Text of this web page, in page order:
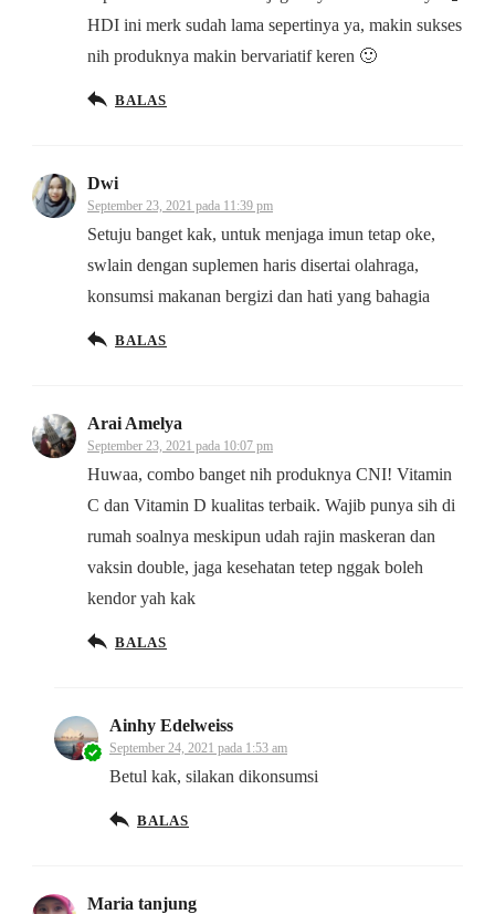
HDI ini merk sudah lama sepertinya ya, makin sukses
nih produknya makin bervariatif keren 🙂
BALAS
Dwi
September 23, 2021 pada 11:39 pm
Setuju banget kak, untuk menjaga imun tetap oke,
swlain dengan suplemen haris disertai olahraga,
konsumsi makanan bergizi dan hati yang bahagia
BALAS
Arai Amelya
September 23, 2021 pada 10:07 pm
Huwaa, combo banget nih produknya CNI! Vitamin
C dan Vitamin D kualitas terbaik. Wajib punya sih di
rumah soalnya meskipun udah rajin maskeran dan
vaksin double, jaga kesehatan tetep nggak boleh
kendor yah kak
BALAS
Ainhy Edelweiss
September 24, 2021 pada 1:53 am
Betul kak, silakan dikonsumsi
BALAS
Maria tanjung